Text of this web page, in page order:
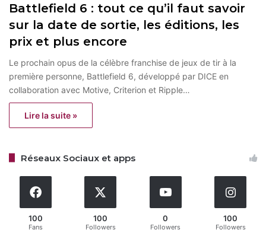
Battlefield 6 : tout ce qu’il faut savoir
sur la date de sortie, les éditions, les
prix et plus encore
Le prochain opus de la célèbre franchise de jeux de tir à la
première personne, Battlefield 6, développé par DICE en
collaboration avec Motive, Criterion et Ripple…
Lire la suite »
Réseaux Sociaux et apps
100
Fans
100
Followers
0
Followers
100
Followers